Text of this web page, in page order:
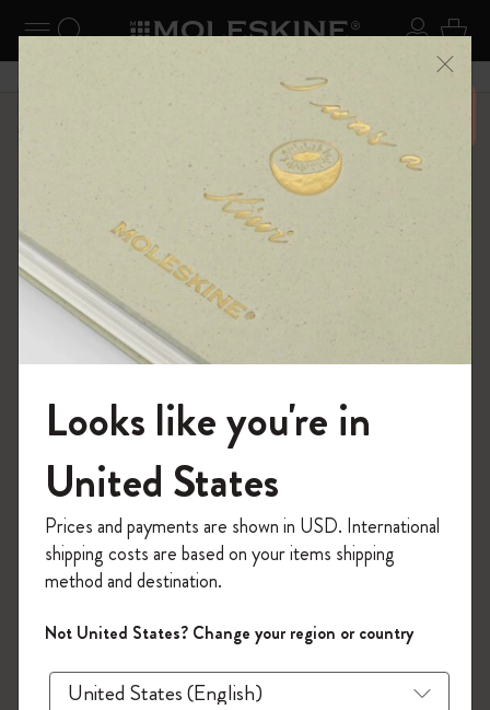
ナビゲーションの切替 ログ
検索 (キーワードなど) カ
6,500円以上のご購入で送料無料 メニ
ーを閉じる
ショップ The Original Notebook
モレスキンの世界へようこそ
「WELCOME10」を入力すると、初回注
文が10%オフ＋送料無料になります。セ
ール・アウトレット品は適用外。
Moleskineアカウントを作成して限定オフ
ァーや会員特典、さらに多くのインスピ
レーションを手に入れましょう。
Looks like you're in
United States
Prices and payments are shown in USD. International
shipping costs are based on your items shipping
method and destination.
Not United States? Change your region or country